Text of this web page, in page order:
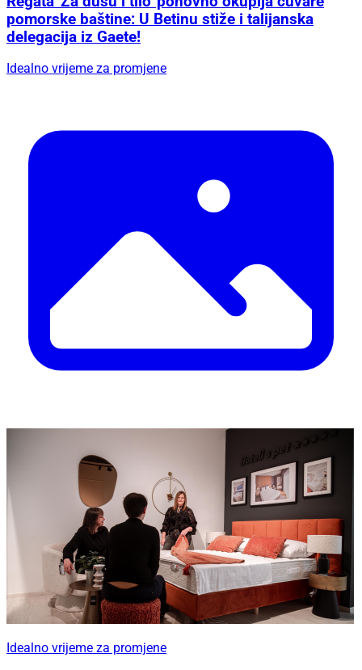
pomorske baštine: U Betinu stiže i talijanska
delegacija iz Gaete!
Idealno vrijeme za promjene
Idealno vrijeme za promjene